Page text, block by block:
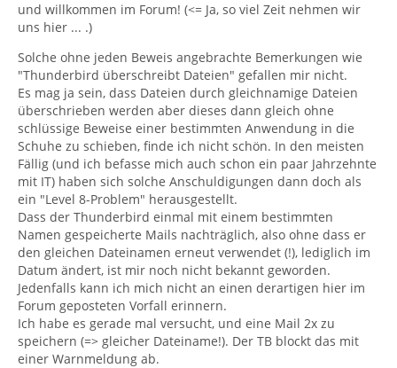
und willkommen im Forum! (<= Ja, so viel Zeit nehmen wir
uns hier ... .)
Solche ohne jeden Beweis angebrachte Bemerkungen wie
"Thunderbird überschreibt Dateien" gefallen mir nicht.
Es mag ja sein, dass Dateien durch gleichnamige Dateien
überschrieben werden aber dieses dann gleich ohne
schlüssige Beweise einer bestimmten Anwendung in die
Schuhe zu schieben, finde ich nicht schön. In den meisten
Fällig (und ich befasse mich auch schon ein paar Jahrzehnte
mit IT) haben sich solche Anschuldigungen dann doch als
ein "Level 8-Problem" herausgestellt.
Dass der Thunderbird einmal mit einem bestimmten
Namen gespeicherte Mails nachträglich, also ohne dass er
den gleichen Dateinamen erneut verwendet (!), lediglich im
Datum ändert, ist mir noch nicht bekannt geworden.
Jedenfalls kann ich mich nicht an einen derartigen hier im
Forum geposteten Vorfall erinnern.
Ich habe es gerade mal versucht, und eine Mail 2x zu
speichern (=> gleicher Dateiname!). Der TB blockt das mit
einer Warnmeldung ab.